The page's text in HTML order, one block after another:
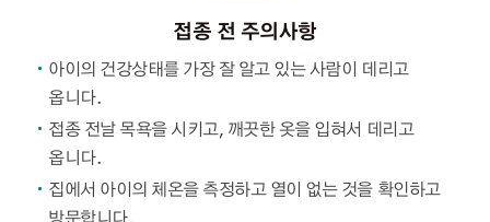
접종 전 주의사항
아이의 건강상태를 가장 잘 알고 있는 사람이 데리고
옵니다.
접종 전날 목욕을 시키고, 깨끗한 옷을 입혀서 데리고
옵니다.
집에서 아이의 체온을 측정하고 열이 없는 것을 확인하고